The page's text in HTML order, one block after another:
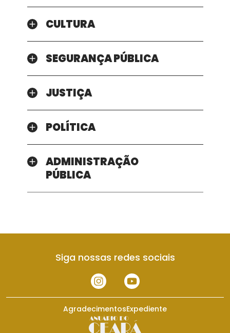
CULTURA
SEGURANÇA PÚBLICA
JUSTIÇA
POLÍTICA
ADMINISTRAÇÃO
PÚBLICA
Siga nossas redes sociais
Expediente
Agradecimentos